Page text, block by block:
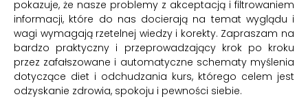
pokazuje, że nasze problemy z akceptacją i filtrowaniem
informacji, które do nas docierają na temat wyglądu i
wagi wymagają rzetelnej wiedzy i korekty. Zapraszam na
bardzo praktyczny i przeprowadzający krok po kroku
przez zafałszowane i automatyczne schematy myślenia
dotyczące diet i odchudzania kurs, którego celem jest
odzyskanie zdrowia, spokoju i pewności siebie.